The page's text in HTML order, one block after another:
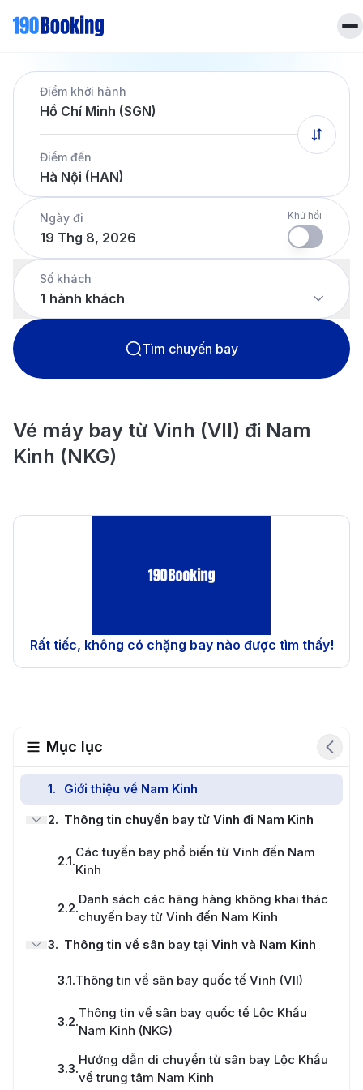
Trang chủ
Vé máy bay
Dịch vụ
Khách sạn
Tin tứcLiên hệ
Hotline
028 7303 6167
Tiếng Việt
Điểm khởi hành
Hồ Chí Minh (SGN)
Điểm đến
Hà Nội (HAN)
Ngày đi
19 Thg 8, 2026
Khứ hồi
Số khách
1 hành khách
Tìm chuyến bay
Vé máy bay từ Vinh (VII) đi Nam
Kinh (NKG)
Rất tiếc, không có chặng bay nào được tìm thấy!
Mục lục
1.
Giới thiệu về Nam Kinh
2. Thông tin chuyến bay từ Vinh đi Nam Kinh
2.1.
Các tuyến bay phổ biến từ Vinh đến Nam
Kinh
2.2.
Danh sách các hãng hàng không khai thác
chuyến bay từ Vinh đến Nam Kinh
3. Thông tin về sân bay tại Vinh và Nam Kinh
3.1.Thông tin về sân bay quốc tế Vinh (VII)
3.2.
Thông tin về sân bay quốc tế Lộc Khẩu
Nam Kinh (NKG)
3.3.
Hướng dẫn di chuyển từ sân bay Lộc Khẩu
về trung tâm Nam Kinh